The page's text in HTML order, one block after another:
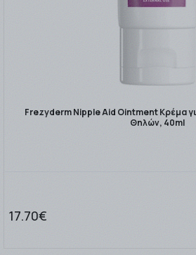
Frezyderm Nipple Aid Ointment Κρέμα
Θηλών, 40ml
17.70€